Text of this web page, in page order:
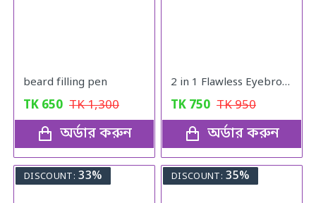
beard filling pen
TK 650 TK1,300
অর্ডার করুন
2 in 1 Flawless Eyebrow Hair Remover Stylish & Fashionable Rechargeable Facial Hair Trimmer for Women Painless
TK 750 TK950
অর্ডার করুন
DISCOUNT: 33% DISCOUNT: 35%